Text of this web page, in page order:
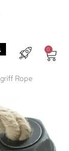
0
Rope